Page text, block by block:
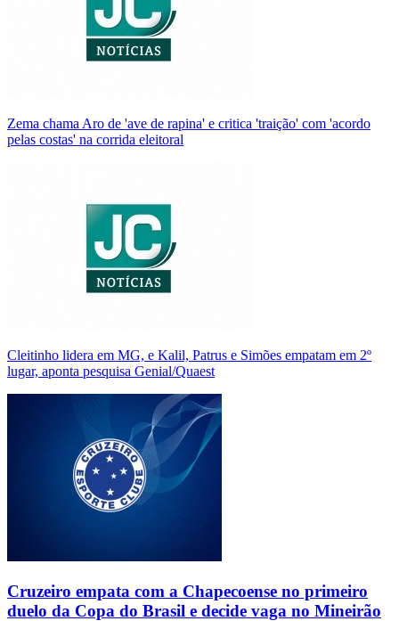
Zema chama Aro de 'ave de rapina' e critica 'traição' com 'acordo
pelas costas' na corrida eleitoral
Cleitinho lidera em MG, e Kalil, Patrus e Simões empatam em 2º
lugar, aponta pesquisa Genial/Quaest
Cruzeiro empata com a Chapecoense no primeiro
duelo da Copa do Brasil e decide vaga no Mineirão